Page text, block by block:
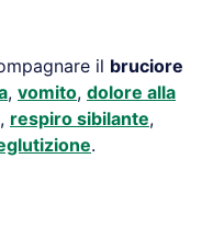
il bruciore
, vomito, dolore alla
respiro sibilante,
.